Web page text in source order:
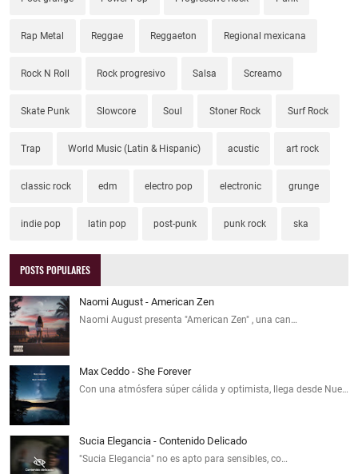
Rap Metal Reggae Reggaeton Regional mexicana
Rock N Roll Rock progresivo Salsa Screamo
Skate Punk Slowcore Soul Stoner Rock Surf Rock
Trap World Music (Latin & Hispanic) acustic art rock
classic rock edm electro pop electronic grunge
indie pop latin pop post-punk punk rock ska
POSTS POPULARES
Naomi August - American Zen
Naomi August presenta "American Zen" , una can…
Max Ceddo - She Forever
Con una atmósfera súper cálida y optimista, llega desde Nue…
Sucia Elegancia - Contenido Delicado
"Sucia Elegancia" no es apto para sensibles, co…